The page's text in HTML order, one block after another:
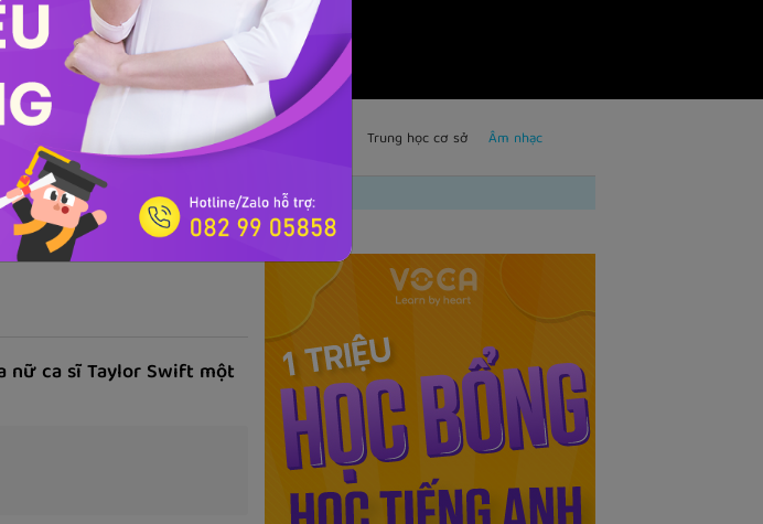
Phổ thông Luyện nói TOEIC IELTS Trung học cơ sở Âm nhạc
nữ ca sĩ Taylor Swift một